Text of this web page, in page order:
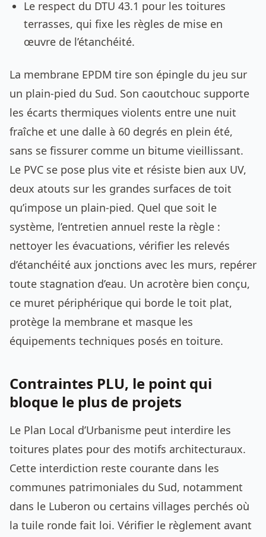
Le respect du DTU 43.1 pour les toitures
terrasses, qui fixe les règles de mise en
œuvre de l’étanchéité.
La membrane EPDM tire son épingle du jeu sur
un plain-pied du Sud. Son caoutchouc supporte
les écarts thermiques violents entre une nuit
fraîche et une dalle à 60 degrés en plein été,
sans se fissurer comme un bitume vieillissant.
Le PVC se pose plus vite et résiste bien aux UV,
deux atouts sur les grandes surfaces de toit
qu’impose un plain-pied. Quel que soit le
système, l’entretien annuel reste la règle :
nettoyer les évacuations, vérifier les relevés
d’étanchéité aux jonctions avec les murs, repérer
toute stagnation d’eau. Un acrotère bien conçu,
ce muret périphérique qui borde le toit plat,
protège la membrane et masque les
équipements techniques posés en toiture.
Contraintes PLU, le point qui
bloque le plus de projets
Le Plan Local d’Urbanisme peut interdire les
toitures plates pour des motifs architecturaux.
Cette interdiction reste courante dans les
communes patrimoniales du Sud, notamment
dans le Luberon ou certains villages perchés où
la tuile ronde fait loi. Vérifier le règlement avant